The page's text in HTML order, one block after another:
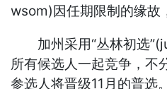
wsom)因任期限制的缘故
加州采用“丛林初选
所有候选人一起竞争，不
参选人将晋级11月的普选。